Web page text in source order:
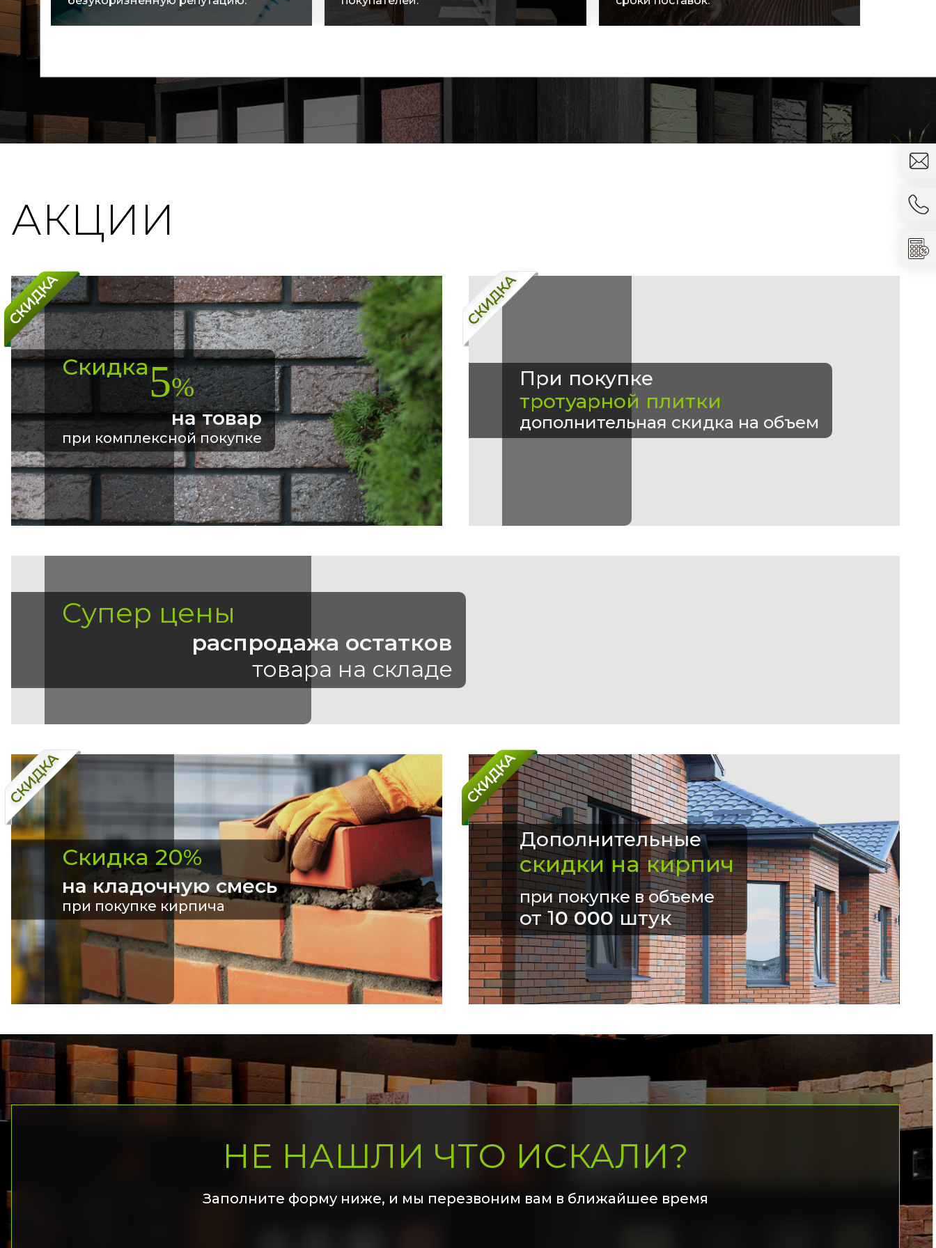
АКЦИИ
Скидка5%
на товар
при комплексной покупке
При покупке
тротуарной плитки
дополнительная скидка на объем
Супер цены
распродажа остатков
товара на складе
Скидка 20%
на кладочную смесь
при покупке кирпича
Дополнительные
скидки на кирпич
при покупке в объеме
от 10 000 штук
НЕ НАШЛИ ЧТО ИСКАЛИ?
Заполните форму ниже, и мы перезвоним вам в ближайшее время